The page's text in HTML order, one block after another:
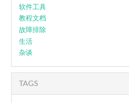
软件工具
教程文档
故障排除
生活
杂谈
TAGS